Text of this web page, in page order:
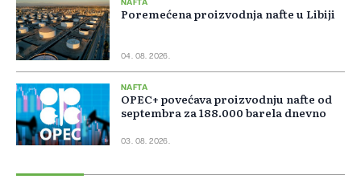
NAFTA
Poremećena proizvodnja nafte u Libiji
04. 08. 2026.
NAFTA
OPEC+ povećava proizvodnju nafte od
septembra za 188.000 barela dnevno
03. 08. 2026.